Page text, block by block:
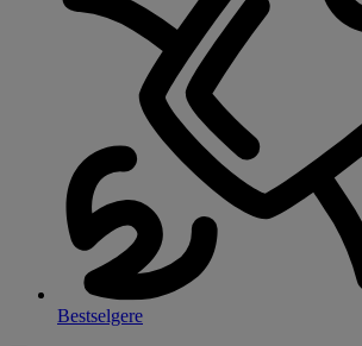
Bestselgere